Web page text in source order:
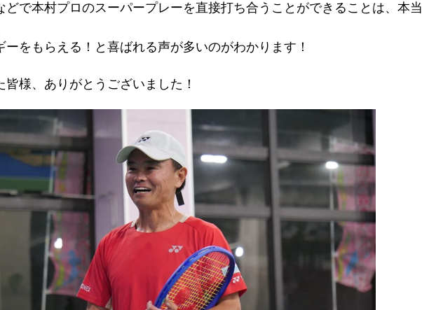
どで本村プロのスーパープレーを直接打ち合うことができることは、本当
をもらえる！と喜ばれる声が多いのがわかります！
様、ありがとうございました！